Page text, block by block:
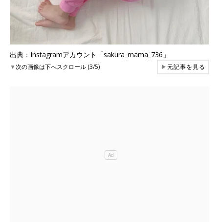
出典：Instagramアカウント「sakura_mama_736」
▼次の画像は下へスクロール (3/5) ▶元記事を見る